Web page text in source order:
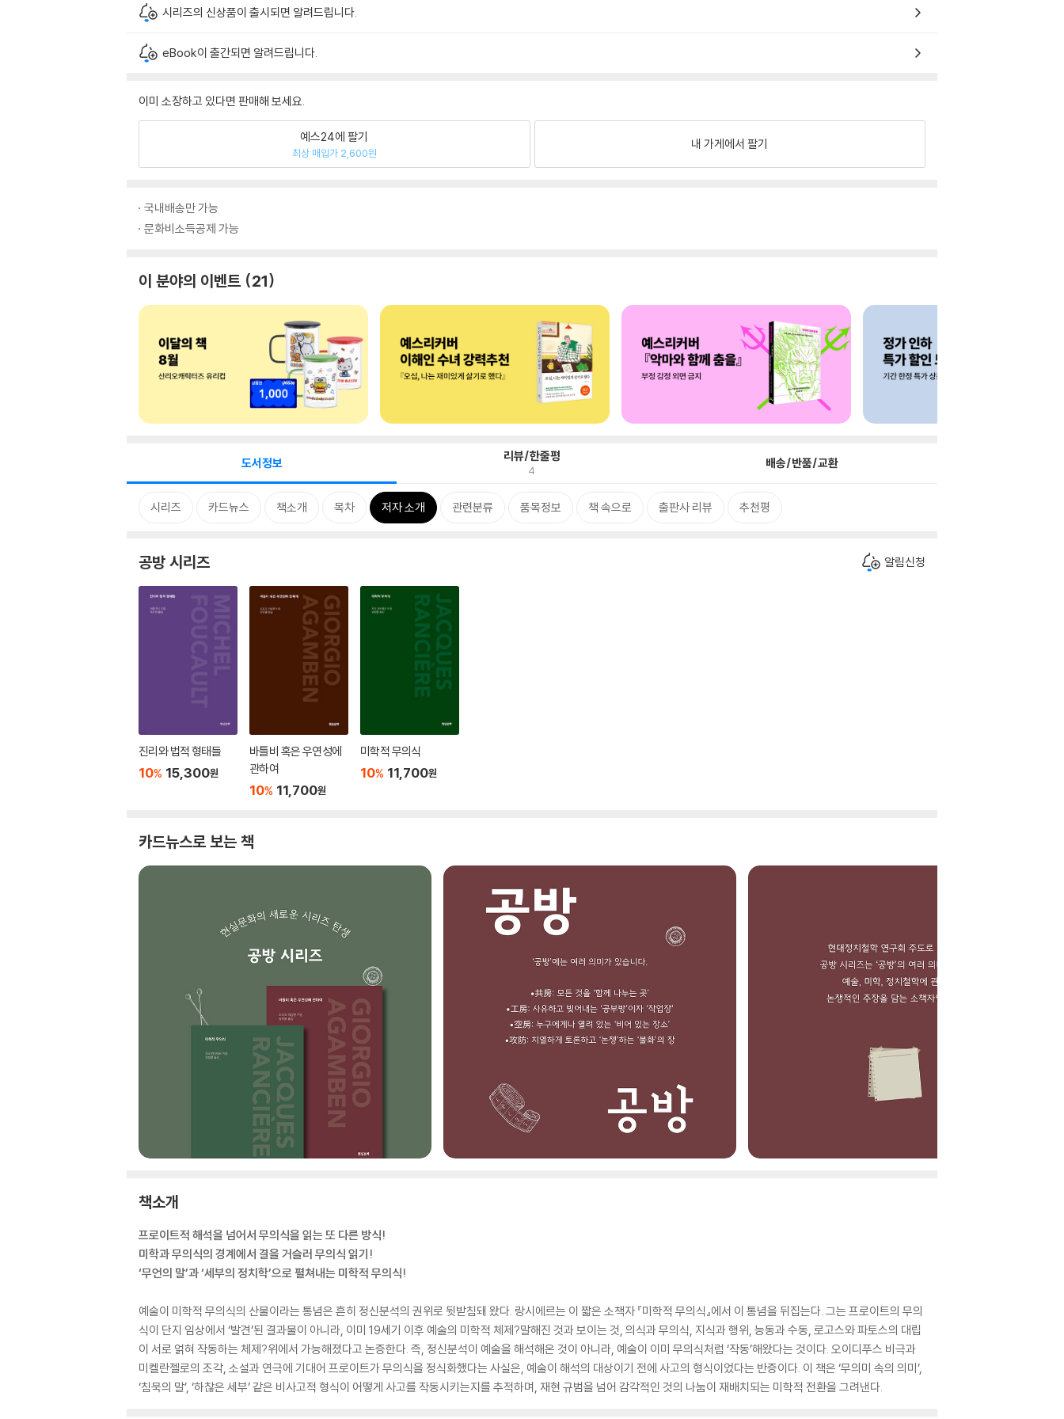
시리즈의 신상품이 출시되면 알려드립니다.
eBook이 출간되면 알려드립니다.
이미 소장하고 있다면 판매해 보세요.
예스24에 팔기
최상 매입가 2,600원
내 가게에서 팔기
국내배송만 가능
문화비소득공제 가능
이 분야의 이벤트 21
도서정보 리뷰/한줄평
4 배송/반품/교환
시리즈 카드뉴스 책소개 목차 저자 소개 관련분류 품목정보 책 속으로 출판사 리뷰 추천평
공방 시리즈 알림신청
진리와 법적 형태들
10% 15,300원
바틀비 혹은 우연성에
관하여
10% 11,700원
미학적 무의식
10% 11,700원
카드뉴스로 보는 책
책소개
프로이트적 해석을 넘어서 무의식을 읽는 또 다른 방식!
미학과 무의식의 경계에서 결을 거슬러 무의식 읽기!
‘무언의 말’과 ‘세부의 정치학’으로 펼쳐내는 미학적 무의식!
예술이 미학적 무의식의 산물이라는 통념은 흔히 정신분석의 권위로 뒷받침돼 왔다. 랑시에르는 이 짧은 소책자 『미학적 무의식』에서 이 통념을 뒤집는다. 그는 프로이트의 무의
식이 단지 임상에서 ‘발견’된 결과물이 아니라, 이미 19세기 이후 예술의 미학적 체제?말해진 것과 보이는 것, 의식과 무의식, 지식과 행위, 능동과 수동, 로고스와 파토스의 대립
이 서로 얽혀 작동하는 체제?위에서 가능해졌다고 논증한다. 즉, 정신분석이 예술을 해석해온 것이 아니라, 예술이 이미 무의식처럼 ‘작동’해왔다는 것이다. 오이디푸스 비극과
미켈란젤로의 조각, 소설과 연극에 기대어 프로이트가 무의식을 정식화했다는 사실은, 예술이 해석의 대상이기 전에 사고의 형식이었다는 반증이다. 이 책은 ‘무의미 속의 의미’,
‘침묵의 말’, ‘하찮은 세부’ 같은 비사고적 형식이 어떻게 사고를 작동시키는지를 추적하며, 재현 규범을 넘어 감각적인 것의 나눔이 재배치되는 미학적 전환을 그려낸다.